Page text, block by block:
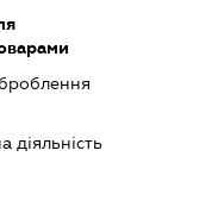
діяльність